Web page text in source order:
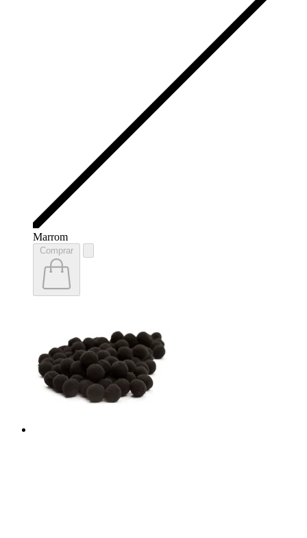
Marrom
Comprar